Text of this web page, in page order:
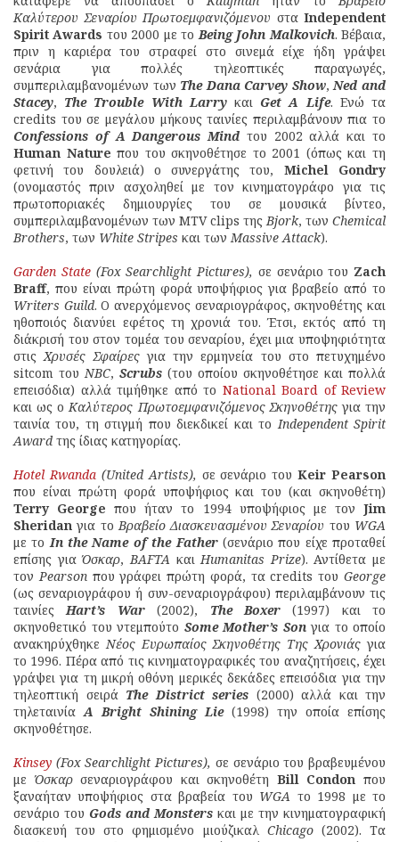
Καλύτερου Σεναρίου Πρωτοεμφανιζόμενου στα Independent
Spirit Awards του 2000 με τοBeing John Malkovich. Βέβαια,
πριν η καριέρα του στραφεί στο σινεμά είχε ήδη γράψει
σενάρια για πολλές τηλεοπτικές παραγωγές,
συμπεριλαμβανομένων των The Dana Carvey Show,Ned and
Stacey, The Trouble With Larryκαι Get A Life. Ενώ τα
credits του σε μεγάλου μήκους ταινίες περιλαμβάνουν πια το
Confessions of A Dangerous Mind του 2002 αλλά και το
Human Nature που του σκηνοθέτησε το 2001 (όπως και τη
φετινή του δουλειά) ο συνεργάτης του, Michel Gondry
(ονομαστός πριν ασχοληθεί με τον κινηματογράφο για τις
πρωτοποριακές δημιουργίες του σε μουσικά βίντεο,
συμπεριλαμβανομένων των MTV clips τηςBjork, των Chemical
Brothers, των White Stripes και τωνMassive Attack).
Garden State(Fox Searchlight Pictures), σε σενάριο του Zach
Braff, που είναι πρώτη φορά υποψήφιος για βραβείο από το
Writers Guild. Ο ανερχόμενος σεναριογράφος, σκηνοθέτης και
ηθοποιός διανύει εφέτος τη χρονιά του. Έτσι, εκτός από τη
διάκρισή του στον τομέα του σεναρίου, έχει μια υποψηφιότητα
στιςΧρυσές Σφαίρεςγια την ερμηνεία του στο πετυχημένο
sitcom τουNBC, Scrubs (του οποίου σκηνοθέτησε και πολλά
επεισόδια) αλλά τιμήθηκε από το National Board of Review
και ως οΚαλύτερος Πρωτοεμφανιζόμενος Σκηνοθέτηςγια την
ταινία του, τη στιγμή που διεκδικεί και τοIndependent Spirit
Award της ίδιας κατηγορίας.
Hotel Rwanda(United Artists), σε σενάριο τουKeir Pearson
που είναι πρώτη φορά υποψήφιος και του (και σκηνοθέτη)
Terry George που ήταν το 1994 υποψήφιος με τονJim
Sheridan για τοΒραβείο Διασκευασμένου Σεναρίου του WGA
με τοIn the Name of the Father(σενάριο που είχε προταθεί
επίσης γιαΌσκαρ,BAFTA καιHumanitas Prize). Αντίθετα με
τονPearsonπου γράφει πρώτη φορά, τα credits τουGeorge
(ως σεναριογράφου ή συν-σεναριογράφου) περιλαμβάνουν τις
ταινίεςHart’s War(2002), The Boxer(1997) και το
σκηνοθετικό του ντεμπούτο Some Mother’s Sonγια το οποίο
ανακηρύχθηκεΝέος Ευρωπαίος Σκηνοθέτης Της Χρονιάς για
το 1996. Πέρα από τις κινηματογραφικές του αναζητήσεις, έχει
γράψει για τη μικρή οθόνη μερικές δεκάδες επεισόδια για την
τηλεοπτική σειρά The District series (2000) αλλά και την
τηλεταινίαA Bright Shining Lie(1998) την οποία επίσης
σκηνοθέτησε.
Kinsey (Fox Searchlight Pictures), σε σενάριο του βραβευμένου
μεΌσκαρσεναριογράφου και σκηνοθέτη Bill Condon που
ξαναήταν υποψήφιος στα βραβεία του WGA το 1998 με το
σενάριο του Gods and Monsters και με την κινηματογραφική
διασκευή του στο φημισμένο μιούζικαλ Chicago(2002). Τα